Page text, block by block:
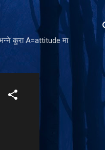
कुरा A=attitude मा